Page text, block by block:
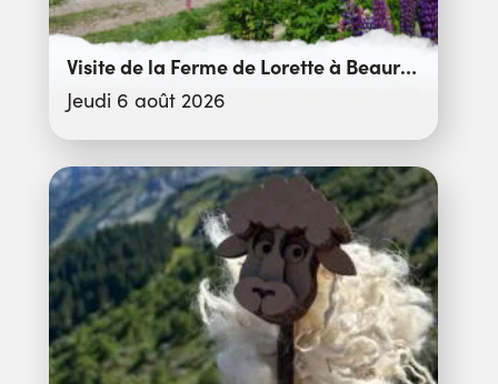
Visite de la Ferme de Lorette à Beauregard
Jeudi 6 août 2026